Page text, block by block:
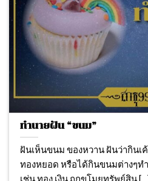
ทำนายฝัน “ขนม”
ฝันเห็นขนม ของหวาน ฝันว่ากินเ
ทองหยอด หรือได้กินขนมต่างๆท
เช่น ทอง เงิน ถูกขโมยทรัพย์สิน